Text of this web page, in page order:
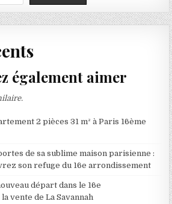
également aimer
2 pièces 31 m² à Paris 16ème
de sa sublime maison parisienne :
son refuge du 16e arrondissement
départ dans le 16e
vente de La Savannah